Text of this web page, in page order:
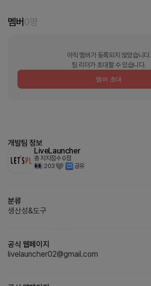
멤버0명
아직 멤버가 등록되지 않았습니다.
팀 리더가 초대할 수 있습니다.
멤버 초대
개발팀 정보
LiveLauncher
총 지지점수 0점
203
공유
분류
생산성&도구
공식 웹페이지
livelauncher02@gmail.com